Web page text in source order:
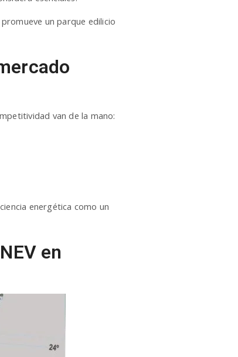
un parque edilicio
van de la mano:
energética como un
en